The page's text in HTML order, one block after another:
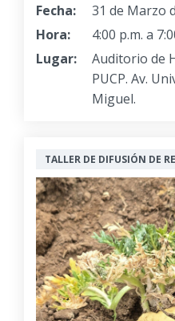
Fecha:
31 de Marzo
Hora:
4:00 p.m. a
Lugar:
Auditorio de
PUCP. Av.
Miguel.
TALLER DE DIFUSIÓN DE